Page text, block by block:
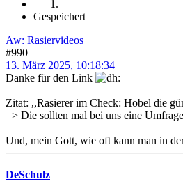
Gespeichert
Aw: Rasiervideos
#990
13. März 2025, 10:18:34
Danke für den Link
Zitat: ,,Rasierer im Check: Hobel die
=> Die sollten mal bei uns eine
Und, mein Gott, wie oft kann man in
DeSchulz